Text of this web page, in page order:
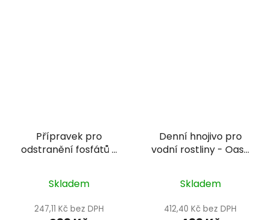
Přípravek pro
odstranění fosfátů -
Phosphate Remover
60 g
Skladem
247,11 Kč bez DPH
Denní hnojivo pro
vodní rostliny - Oase
Skladem
412,40 Kč bez DPH